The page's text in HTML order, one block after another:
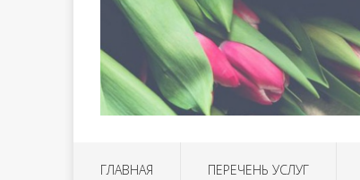
ГЛАВНАЯ ПЕРЕЧЕНЬ УСЛУГ